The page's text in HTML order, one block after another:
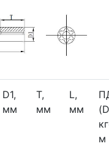
D1,
мм
T,
мм
L,
мм
м